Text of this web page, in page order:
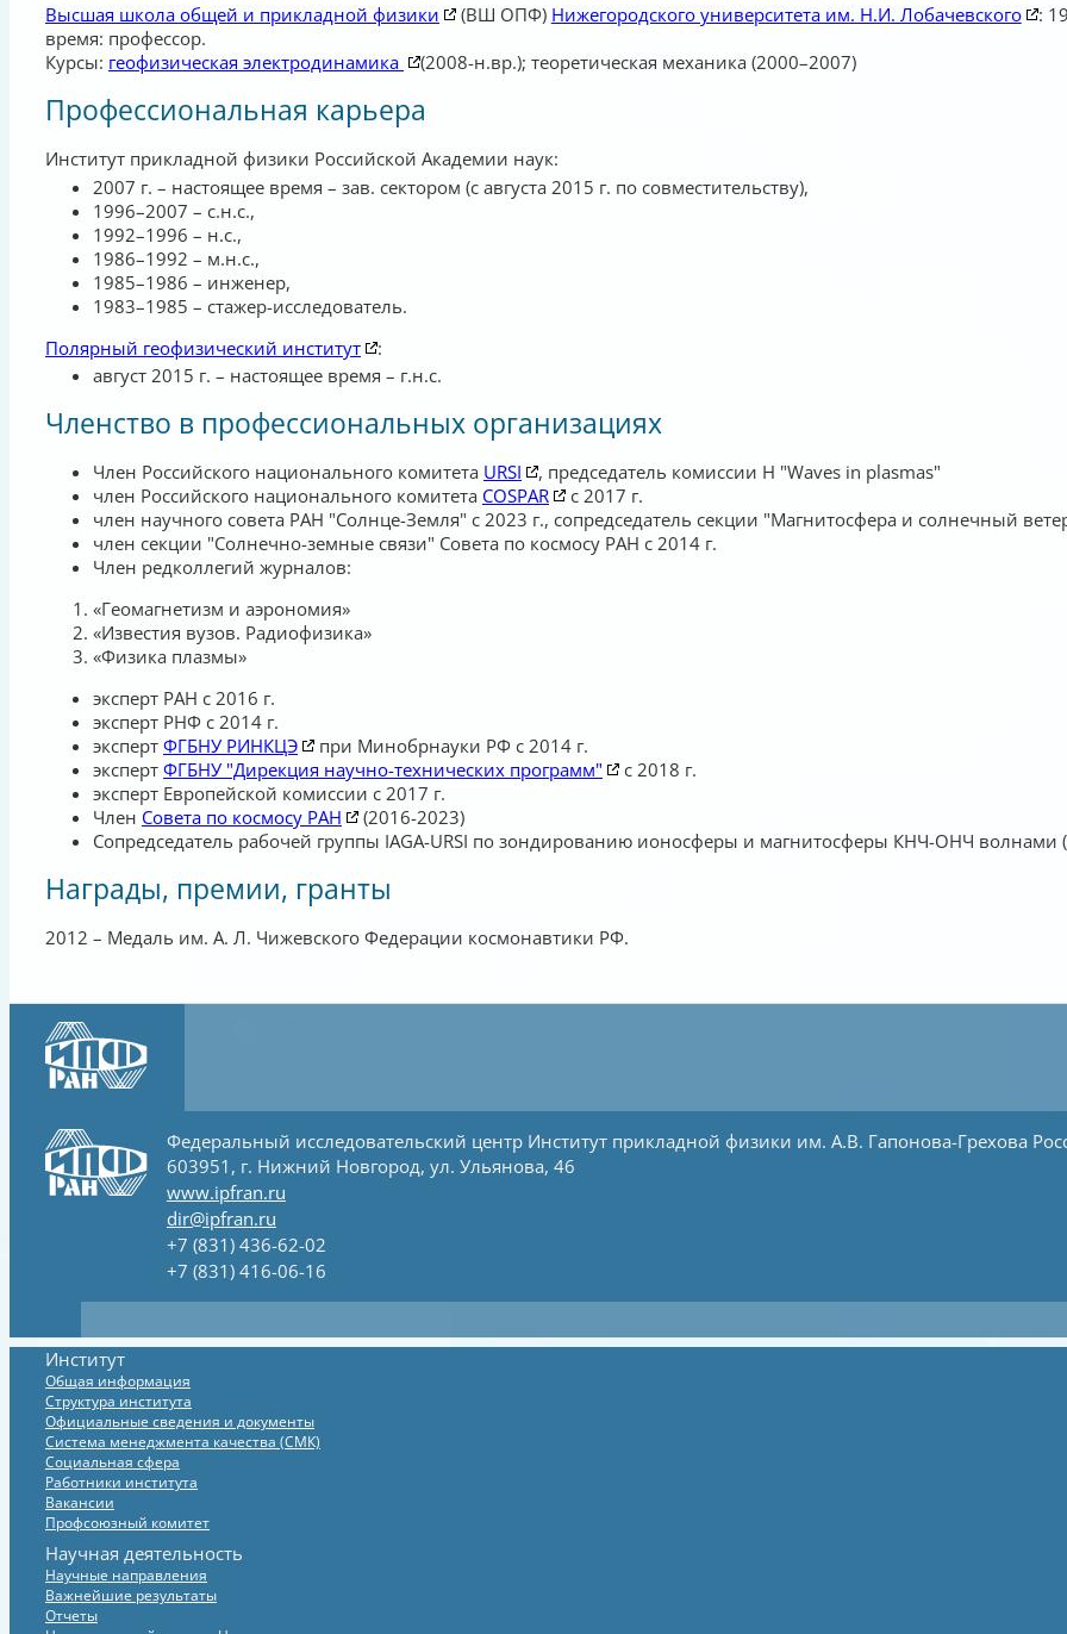
Высшая школа общей и прикладной физики (ВШ ОПФ) Нижегородского университета им. Н.И. Лобачевского
:
время: профессор.
Курсы: геофизическая электродинамика (2008-н.вр.); теоретическая механика (2000–2007)
Профессиональная карьера
Институт прикладной физики Российской Академии наук:
2007 г. – настоящее время – зав. сектором (с августа 2015 г. по совместительству),
1996–2007 – с.н.с.,
1992–1996 – н.с.,
1986–1992 – м.н.с.,
1985–1986 – инженер,
1983–1985 – стажер-исследователь.
Полярный геофизический институт
:
август 2015 г. – настоящее время – г.н.с.
Членство в профессиональных организациях
Член Российского национального комитета URSI
, председатель комиссии H "Waves in plasmas"
член Российского национального комитета COSPAR
с 2017 г.
член научного совета РАН "Солнце-Земля" с 2023 г., сопредседатель секции "Магнитосфера и солнечный
член секции "Солнечно-земные связи" Совета по космосу РАН с 2014 г.
Член редколлегий журналов:
«Геомагнетизм и аэрономия»
«Известия вузов. Радиофизика»
«Физика плазмы»
эксперт РАН с 2016 г.
эксперт РНФ с 2014 г.
эксперт ФГБНУ РИНКЦЭ
при Минобрнауки РФ с 2014 г.
эксперт ФГБНУ "Дирекция научно-технических программ"
с 2018 г.
эксперт Европейской комиссии с 2017 г.
Член Совета по космосу РАН
(2016-2023)
Сопредседатель рабочей группы IAGA-URSI по зондированию ионосферы и магнитосферы КНЧ-ОНЧ волнами (
Награды, премии, гранты
2012 – Медаль им. А. Л. Чижевского Федерации космонавтики РФ.
Федеральный исследовательский центр Институт прикладной физики им. А.В. Гапонова-Грехова
603951, г. Нижний Новгород, ул. Ульянова, 46
www.ipfran.ru
dir@ipfran.ru
+7 (831) 436-62-02
+7 (831) 416-06-16
Институт
Общая информация
Структура института
Официальные сведения и документы
Система менеджмента качества (СМК)
Социальная сфера
Работники института
Вакансии
Профсоюзный комитет
Научная деятельность
Научные направления
Важнейшие результаты
Отчеты